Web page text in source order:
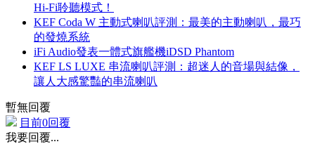
Hi-Fi聆聽模式！
KEF Coda W 主動式喇叭評測：最美的主動喇叭，最巧
的發燒系統
iFi Audio發表一體式旗艦機iDSD Phantom
KEF LS LUXE 串流喇叭評測：超迷人的音場與結像，
讓人大感驚豔的串流喇叭
暫無回覆
目前0回覆
我要回覆...